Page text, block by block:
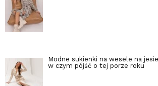
Modne sukienki na wesele na
w czym pójść o tej porze roku